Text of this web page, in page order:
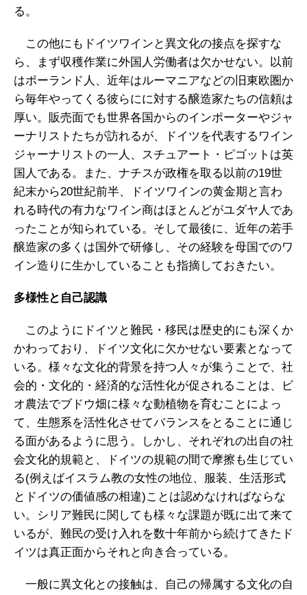
る。
この他にもドイツワインと異文化の接点を探すな
ら、まず収穫作業に外国人労働者は欠かせない。以前
はポーランド人、近年はルーマニアなどの旧東欧圏か
ら毎年やってくる彼らにに対する醸造家たちの信頼は
厚い。販売面でも世界各国からのインポーターやジャ
ーナリストたちが訪れるが、ドイツを代表するワイン
ジャーナリストの一人、スチュアート・ピゴットは英
国人である。また、ナチスが政権を取る以前の19世
紀末から20世紀前半、ドイツワインの黄金期と言わ
れる時代の有力なワイン商はほとんどがユダヤ人であ
ったことが知られている。そして最後に、近年の若手
醸造家の多くは国外で研修し、その経験を母国でのワ
イン造りに生かしていることも指摘しておきたい。
多様性と自己認識
このようにドイツと難民・移民は歴史的にも深くか
かわっており、ドイツ文化に欠かせない要素となって
いる。様々な文化的背景を持つ人々が集うことで、社
会的・文化的・経済的な活性化が促されることは、ビ
オ農法でブドウ畑に様々な動植物を育むことによっ
て、生態系を活性化させてバランスをとることに通じ
る面があるように思う。しかし、それぞれの出自の社
会文化的規範と、ドイツの規範の間で摩擦も生じてい
る(例えばイスラム教の女性の地位、服装、生活形式
とドイツの価値感の相違)ことは認めなければならな
い。シリア難民に関しても様々な課題が既に出て来て
いるが、難民の受け入れを数十年前から続けてきたド
イツは真正面からそれと向き合っている。
一般に異文化との接触は、自己の帰属する文化の自